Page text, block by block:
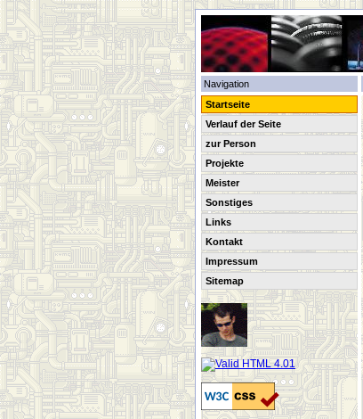
Navigation
Startseite
Verlauf der Seite
zur Person
Projekte
Meister
Sonstiges
Links
Kontakt
Impressum
Sitemap